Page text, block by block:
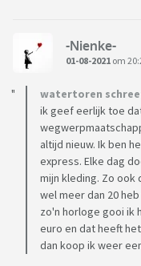
-Nienke-
01-08-2021 om
watertoren schreef
ik geef eerlijk toe
altijd nieuw. Ik ben
express. Elke dag
mijn kleding. Zo ook
wel meer dan 20
zo'n horloge gooi ik
euro en dat heeft
dan koop ik weer